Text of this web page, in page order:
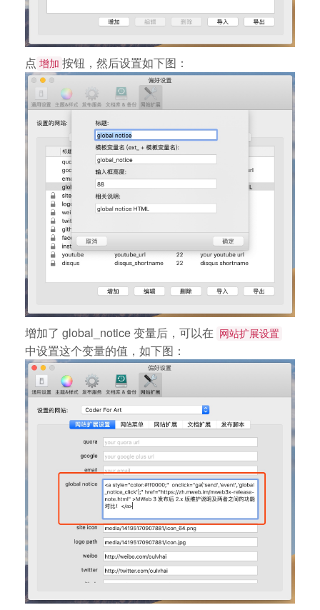
点 增加 按钮，然后设置如下图：
增加了 global_notice 变量后，可以在 网站扩展设置
中设置这个变量的值，如下图：